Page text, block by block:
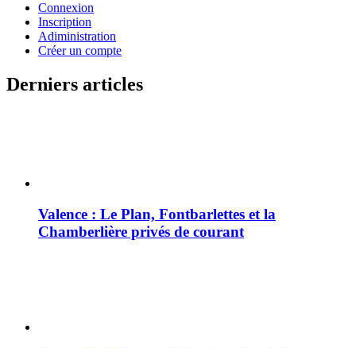
Connexion
Inscription
Adiministration
Créer un compte
Derniers articles
Valence : Le Plan, Fontbarlettes et la
Chamberlière privés de courant